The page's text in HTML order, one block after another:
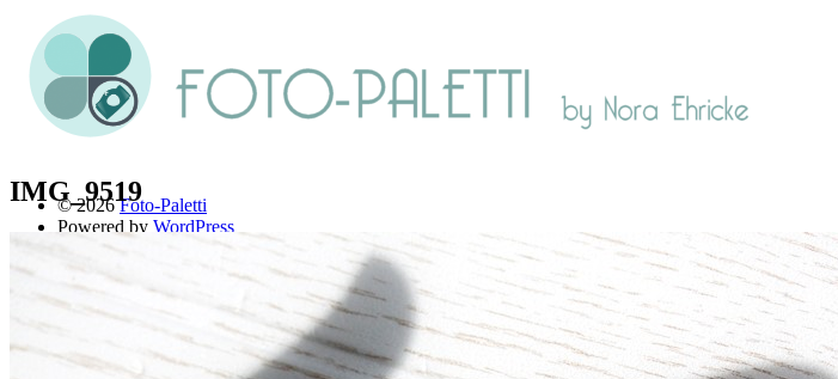
IMG_9519
© 2026Foto-Paletti
Powered by WordPress
Home